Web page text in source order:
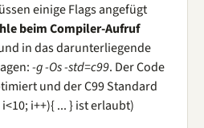
einige Flags angefügt
beim Compiler-Aufruf
in das darunterliegende
-g -Os -std=c99. Der Code
und der C99 Standard
i++){ ... } ist erlaubt)